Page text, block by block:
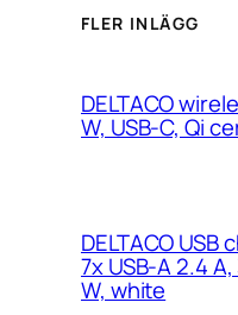
FLER INLÄGG
DELTACO
W, USB-C, Qi
DELTACO
7x USB-A 2.4
W, white